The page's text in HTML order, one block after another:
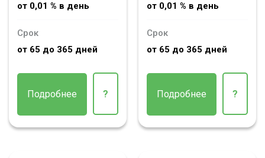
от 0,01 % в день
Срок
от 65 до 365 дней
Подробнее ?
от 0,01 % в день
Срок
от 65 до 365 дней
Подробнее ?